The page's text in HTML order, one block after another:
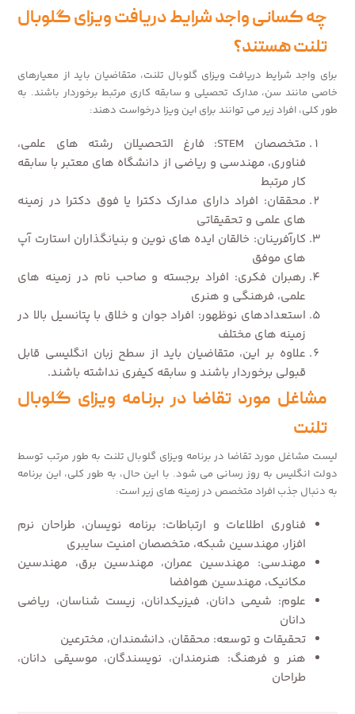
چه کسانی واجد شرایط دریافت ویزای گلوبال
تلنت هستند؟
برای واجد شرایط دریافت ویزای گلوبال تلنت، متقاضیان باید از معیارهای
خاصی مانند سن، مدارک تحصیلی و سابقه کاری مرتبط برخوردار باشند. به
طور کلی، افراد زیر می توانند برای این ویزا درخواست دهند:
متخصصان STEM: فارغ التحصیلان رشته های علمی،
فناوری، مهندسی و ریاضی از دانشگاه های معتبر با سابقه
کار مرتبط
محققان: افراد دارای مدارک دکترا یا فوق دکترا در زمینه
های علمی و تحقیقاتی
کارآفرینان: خالقان ایده های نوین و بنیانگذاران استارت آپ
های موفق
رهبران فکری: افراد برجسته و صاحب نام در زمینه های
علمی، فرهنگی و هنری
استعدادهای نوظهور: افراد جوان و خلاق با پتانسیل بالا در
زمینه های مختلف
علاوه بر این، متقاضیان باید از سطح زبان انگلیسی قابل
قبولی برخوردار باشند و سابقه کیفری نداشته باشند.
مشاغل مورد تقاضا در برنامه ویزای گلوبال
تلنت
لیست مشاغل مورد تقاضا در برنامه ویزای گلوبال تلنت به طور مرتب توسط
دولت انگلیس به روز رسانی می شود. با این حال، به طور کلی، این برنامه
به دنبال جذب افراد متخصص در زمینه های زیر است:
فناوری اطلاعات و ارتباطات: برنامه نویسان، طراحان نرم
افزار، مهندسین شبکه، متخصصان امنیت سایبری
مهندسی: مهندسین عمران، مهندسین برق، مهندسین
مکانیک، مهندسین هوافضا
علوم: شیمی دانان، فیزیکدانان، زیست شناسان، ریاضی
دانان
تحقیقات و توسعه: محققان، دانشمندان، مخترعین
هنر و فرهنگ: هنرمندان، نویسندگان، موسیقی دانان،
طراحان